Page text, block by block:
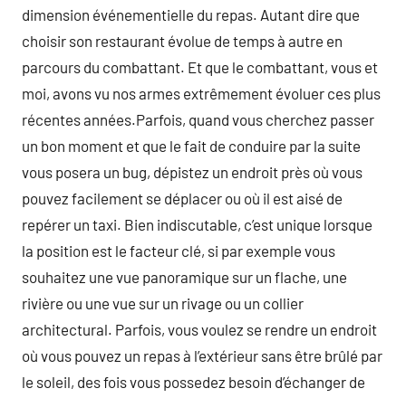
dimension événementielle du repas. Autant dire que
choisir son restaurant évolue de temps à autre en
parcours du combattant. Et que le combattant, vous et
moi, avons vu nos armes extrêmement évoluer ces plus
récentes années.Parfois, quand vous cherchez passer
un bon moment et que le fait de conduire par la suite
vous posera un bug, dépistez un endroit près où vous
pouvez facilement se déplacer ou où il est aisé de
repérer un taxi. Bien indiscutable, c’est unique lorsque
la position est le facteur clé, si par exemple vous
souhaitez une vue panoramique sur un flache, une
rivière ou une vue sur un rivage ou un collier
architectural. Parfois, vous voulez se rendre un endroit
où vous pouvez un repas à l’extérieur sans être brûlé par
le soleil, des fois vous possedez besoin d’échanger de